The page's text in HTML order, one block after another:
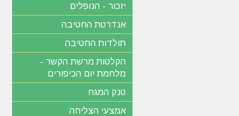
יזכור - הנופלים
אנדרטת החטיבה
תולדות החטיבה
הקלטות מרשת הקשר -
מלחמת יום הכיפורים
טנק המגח
אמצעי הצליחה